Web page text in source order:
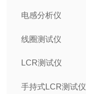
电感分析仪
线圈测试仪
LCR测试仪
手持式LCR测试仪